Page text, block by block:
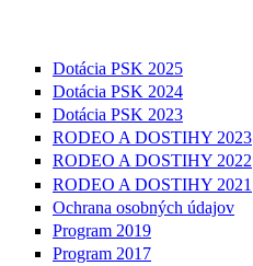
Dotácia PSK 2025
Dotácia PSK 2024
Dotácia PSK 2023
RODEO A DOSTIHY 2023
RODEO A DOSTIHY 2022
RODEO A DOSTIHY 2021
Ochrana osobných údajov
Program 2019
Program 2017